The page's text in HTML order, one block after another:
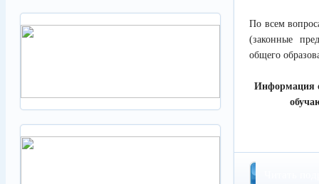
По всем
(законные
общего
Информация о